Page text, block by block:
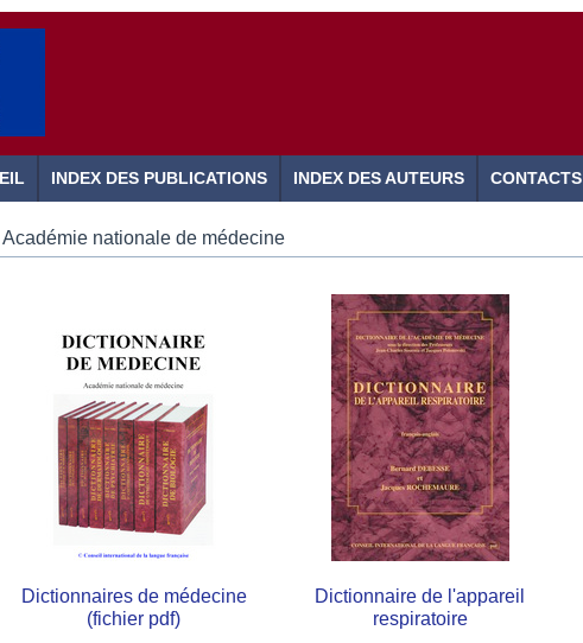
INDEX DES PUBLICATIONS INDEX DES AUTEURS CONTACTS
Académie nationale de médecine
Dictionnaires de médecine
(fichier pdf)
Dictionnaire de l'appareil
respiratoire